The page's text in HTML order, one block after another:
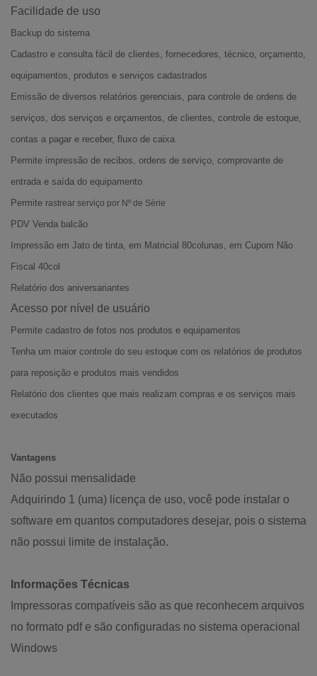
Facilidade de uso
Backup do sistema
Cadastro e consulta fácil de clientes, fornecedores, técnico, orçamento,
equipamentos, produtos e serviços cadastrados
Emissão de diversos relatórios gerenciais, para controle de ordens de
serviços, dos serviços e orçamentos, de clientes, controle de estoque,
contas a pagar e receber, fluxo de caixa
Permite impressão de recibos, ordens de serviço, comprovante de
entrada e saída do equipamento
Permite rastrear serviço por Nº de Série
PDV Venda balcão
Impressão em Jato de tinta, em Matricial 80colunas, em Cupom Não
Fiscal 40col
Relatório dos aniversariantes
Acesso por nível de usuário
Permite cadastro de fotos nos produtos e equipamentos
Tenha um maior controle do seu estoque com os relatórios de produtos
para reposição e produtos mais vendidos
Relatório dos clientes que mais realizam compras e os serviços mais
executados
Vantagens
Não possui mensalidade
Adquirindo 1 (uma) licença de uso, você pode instalar o
software em quantos computadores desejar, pois o sistema
não possui limite de instalação.
Informações Técnicas
Impressoras compatíveis são as que reconhecem arquivos
no formato pdf e são configuradas no sistema operacional
Windows